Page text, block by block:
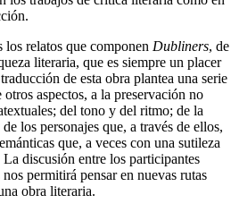
los relatos que componen Dubliners, de
literaria, que es siempre un placer
de esta obra plantea una serie
aspectos, a la preservación no
del tono y del ritmo; de la
los personajes que, a través de ellos,
que, a veces con una sutileza
discusión entre los participantes
permitirá pensar en nuevas rutas
obra literaria.